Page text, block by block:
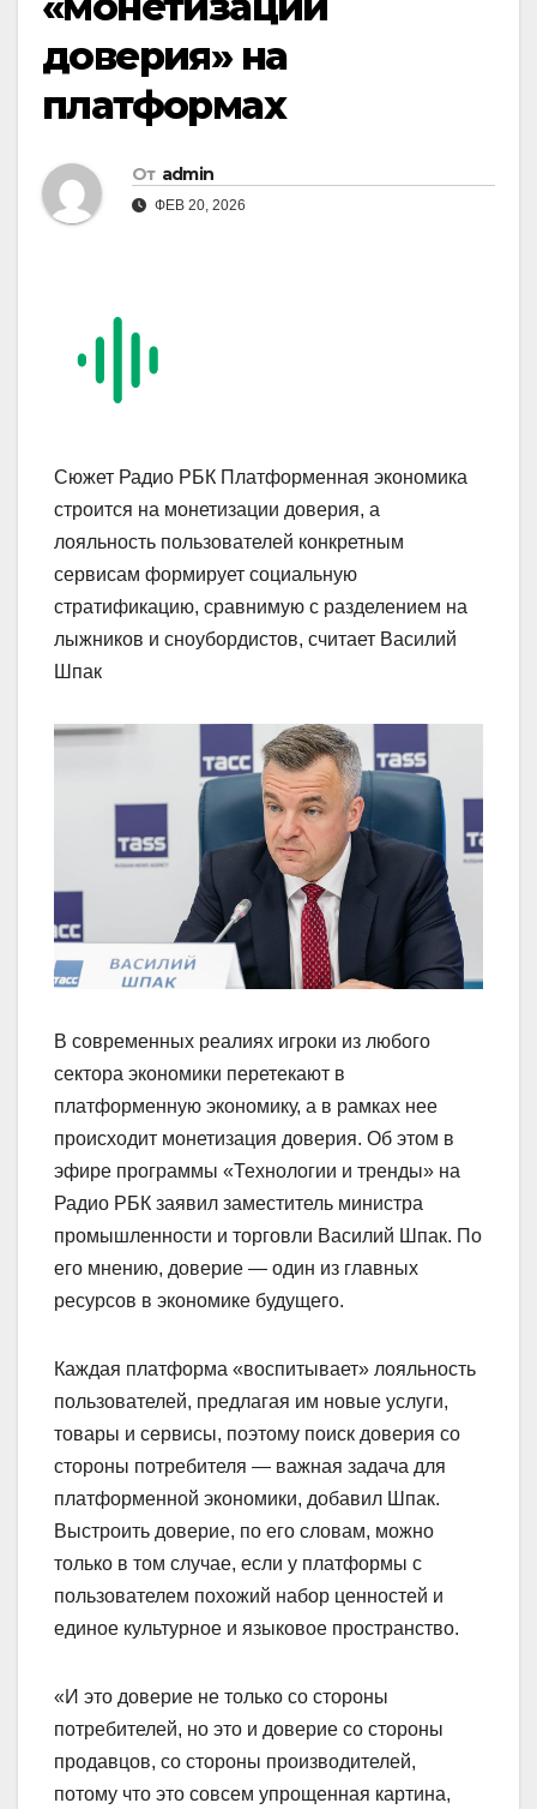
доверия» на
платформах
От admin
ФЕВ 20, 2026
Сюжет Радио РБК Платформенная экономика
строится на монетизации доверия, а
лояльность пользователей конкретным
сервисам формирует социальную
стратификацию, сравнимую с разделением на
лыжников и сноубордистов, считает Василий
Шпак
В современных реалиях игроки из любого
сектора экономики перетекают в
платформенную экономику, а в рамках нее
происходит монетизация доверия. Об этом в
эфире программы «Технологии и тренды» на
Радио РБК заявил заместитель министра
промышленности и торговли Василий Шпак. По
его мнению, доверие — один из главных
ресурсов в экономике будущего.
Каждая платформа «воспитывает» лояльность
пользователей, предлагая им новые услуги,
товары и сервисы, поэтому поиск доверия со
стороны потребителя — важная задача для
платформенной экономики, добавил Шпак.
Выстроить доверие, по его словам, можно
только в том случае, если у платформы с
пользователем похожий набор ценностей и
единое культурное и языковое пространство.
«И это доверие не только со стороны
потребителей, но это и доверие со стороны
продавцов, со стороны производителей,
потому что это совсем упрощенная картина,